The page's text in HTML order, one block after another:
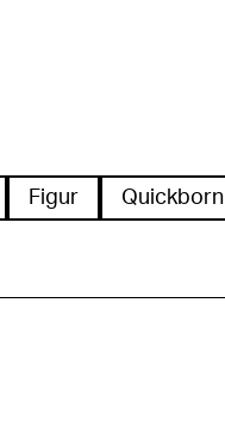
Figur Quickborn